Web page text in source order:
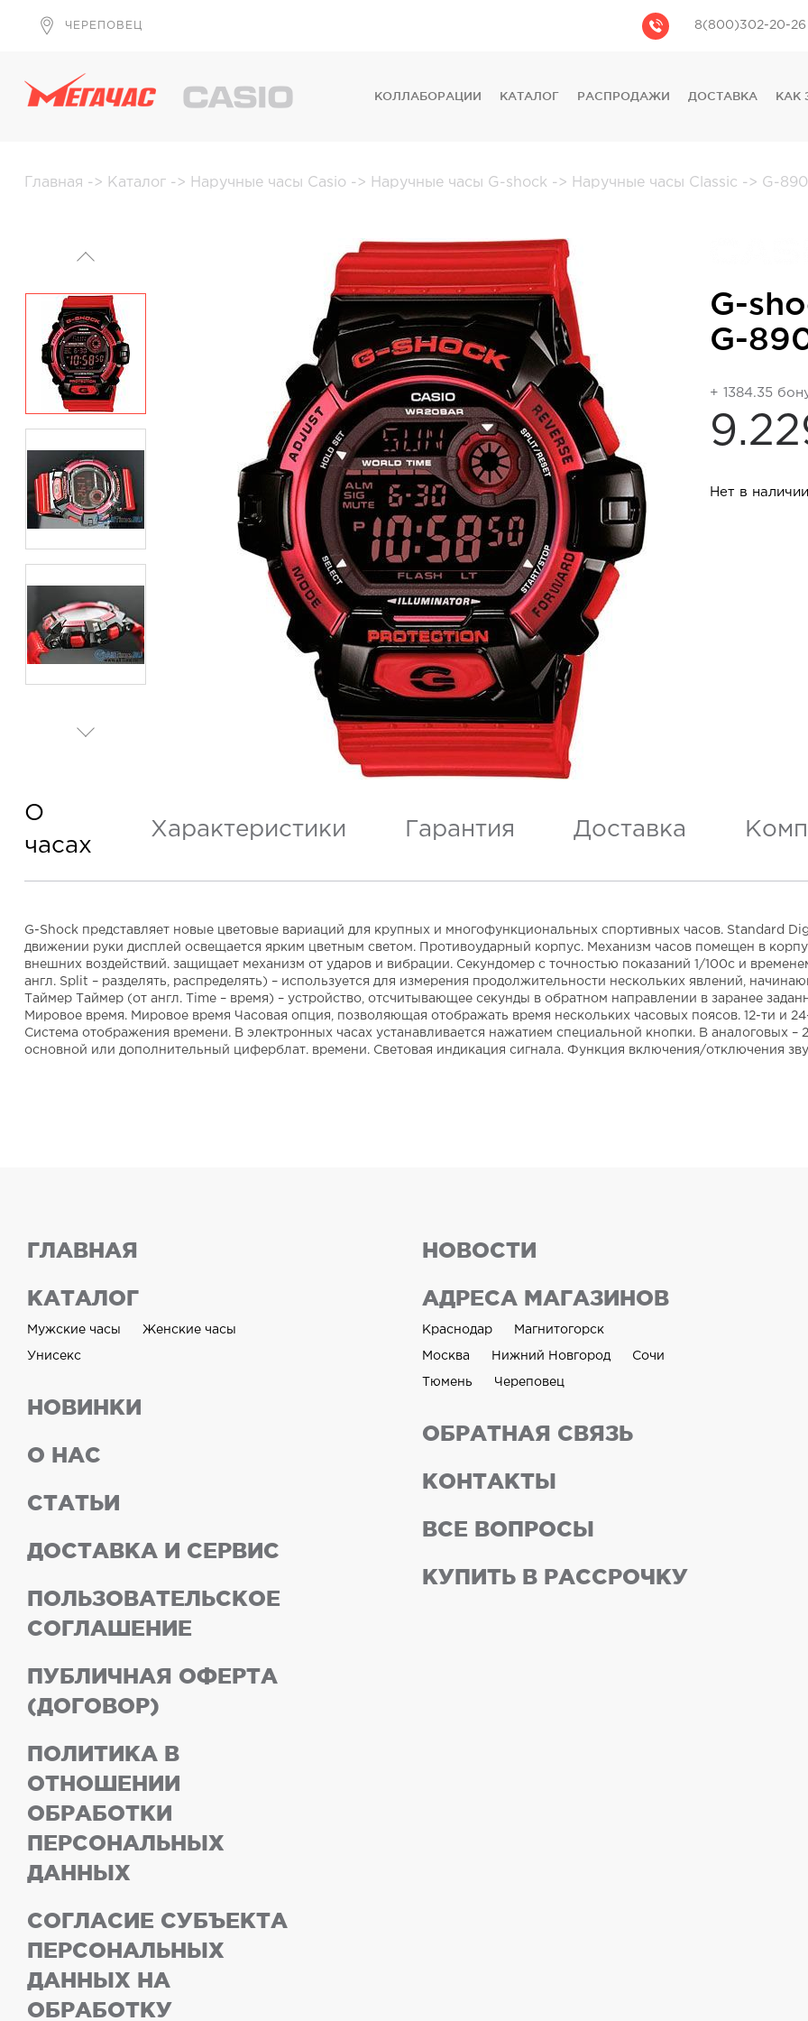
ЧЕРЕПОВЕЦ 8(800)302-20-26
КОЛЛАБОРАЦИИ
КАТАЛОГ
FOSSIL
DKNY
PHILIPP PLEIN
РАСПРОДАЖИ ДОСТАВКА КАК
Главная -> Каталог -> Наручные часы Casio -> Наручные часы G-shock -> Наручные часы Classic -> G-
G-
G-
+ 1384.35
Нет в наличии
О
часах
Характеристики Гарантия Доставка
G-Shock представляет новые цветовые вариаций для крупных и многофункциональных спортивных часов. Standard
движении руки дисплей освещается ярким цветным светом. Противоударный корпус. Механизм часов помещен в
внешних воздействий. защищает механизм от ударов и вибрации. Секундомер с точностью показаний 1/100с и
англ. Split – разделять, распределять) – используется для измерения продолжительности нескольких явлений,
Таймер Таймер (от англ. Time – время) – устройство, отсчитывающее секунды в обратном направлении в заранее
Мировое время. Мировое время Часовая опция, позволяющая отображать время нескольких часовых поясов. 12-ти и
Система отображения времени. В электронных часах устанавливается нажатием специальной кнопки. В аналоговых –
основной или дополнительный циферблат. времени. Световая индикация сигнала. Функция включения/отключения
ГЛАВНАЯ
КАТАЛОГ
Мужские часы Женские часы
Унисекс
НОВИНКИ
О НАС
СТАТЬИ
ДОСТАВКА И СЕРВИС
ПОЛЬЗОВАТЕЛЬСКОЕ
СОГЛАШЕНИЕ
ПУБЛИЧНАЯ ОФЕРТА
(ДОГОВОР)
ПОЛИТИКА В
ОТНОШЕНИИ
ОБРАБОТКИ
ПЕРСОНАЛЬНЫХ
ДАННЫХ
СОГЛАСИЕ СУБЪЕКТА
ПЕРСОНАЛЬНЫХ
ДАННЫХ НА
ОБРАБОТКУ
НОВОСТИ
АДРЕСА МАГАЗИНОВ
Краснодар Магнитогорск
Москва Нижний Новгород Сочи
Тюмень Череповец
ОБРАТНАЯ СВЯЗЬ
КОНТАКТЫ
ВСЕ ВОПРОСЫ
КУПИТЬ В РАССРОЧКУ